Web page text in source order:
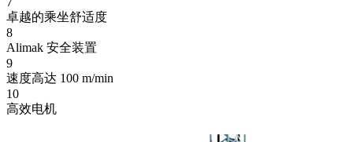
ALIMAK SCANDO 650 FC /28-32
尺寸：
1.5 x 2.8–3.2 m (宽 x 长)
载重量： 2,700–3,200 kg
速度：
卓越的乘坐舒适度
8
Alimak 安全装置
9
速度高达 100 m/min
10
高效电机